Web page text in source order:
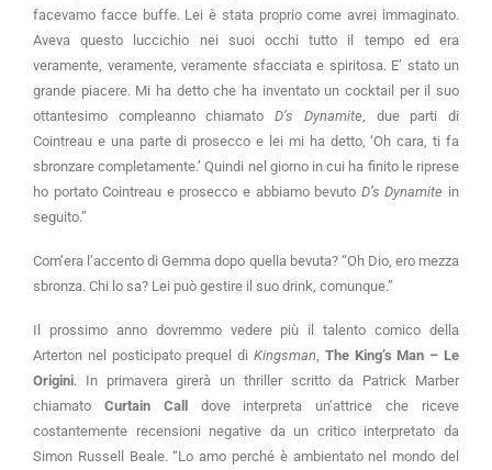
facevamo facce buffe. Lei è stata proprio come avrei immaginato.
Aveva questo luccichio nei suoi occhi tutto il tempo ed era
veramente, veramente, veramente sfacciata e spiritosa. E’ stato un
grande piacere. Mi ha detto che ha inventato un cocktail per il suo
ottantesimo compleanno chiamatoD’s Dynamite, due parti di
Cointreau e una parte di prosecco e lei mi ha detto, ‘Oh cara, ti fa
sbronzare completamente.’ Quindi nel giorno in cui ha finito le riprese
ho portato Cointreau e prosecco e abbiamo bevuto D’s Dynamite in
seguito.”
Com’era l’accento di Gemma dopo quella bevuta? “Oh Dio, ero mezza
sbronza. Chi lo sa? Lei può gestire il suo drink, comunque.”
Il prossimo anno dovremmo vedere più il talento comico della
Arterton nel posticipato prequel di Kingsman, The King’s Man – Le
Origini. In primavera girerà un thriller scritto da Patrick Marber
chiamato Curtain Call
dove interpreta un’attrice che riceve
costantemente recensioni negative da un critico interpretato da
Simon Russell Beale. “Lo amo perché è ambientato nel mondo del